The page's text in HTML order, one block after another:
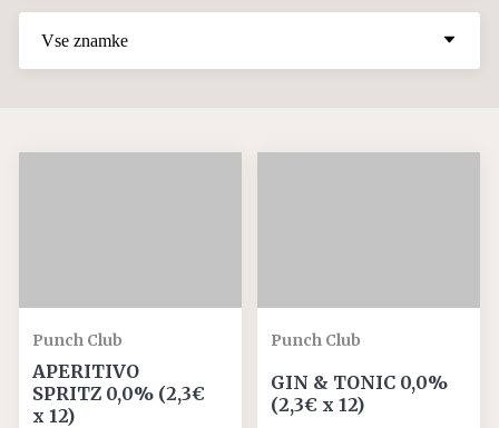
Punch Club
APERITIVO
SPRITZ 0,0% (2,3€
x 12)
Punch Club
GIN & TONIC 0,0%
(2,3€ x 12)